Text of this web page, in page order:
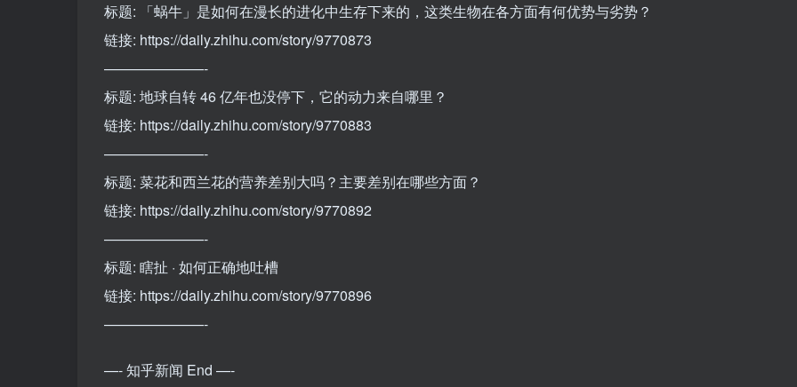
标题: 「蜗牛」是如何在漫长的进化中生存下来的，这类生物在各方面有何优势与劣势？
链接: https://daily.zhihu.com/story/9770873
———————-
标题: 地球自转 46 亿年也没停下，它的动力来自哪里？
链接: https://daily.zhihu.com/story/9770883
———————-
标题: 菜花和西兰花的营养差别大吗？主要差别在哪些方面？
链接: https://daily.zhihu.com/story/9770892
———————-
标题: 瞎扯 · 如何正确地吐槽
链接: https://daily.zhihu.com/story/9770896
———————-
—- 知乎新闻 End —-